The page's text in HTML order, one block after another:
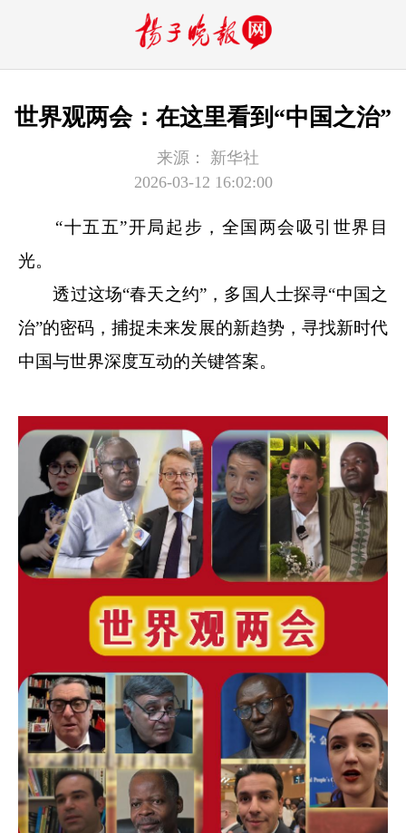
世界观两会：在这里看到“中国之治”
来源：
新华社
2026-03-12 16:02:00
“十五五”开局起步，全国两会吸引世界目
光。
透过这场“春天之约”，多国人士探寻“中国之
治”的密码，捕捉未来发展的新趋势，寻找新时代
中国与世界深度互动的关键答案。